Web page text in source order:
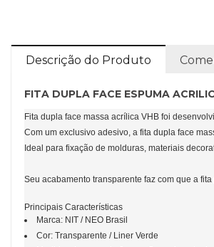
Descrição do Produto
FITA DUPLA FACE ESPUMA
Fita dupla face massa acrílica VHB foi
Com um exclusivo adesivo, a fita dupla face
Ideal para fixação de molduras, materiais
Seu acabamento transparente faz com que a
Principais Características
Marca: NIT / NEO Brasil
Cor: Transparente / Liner Verde